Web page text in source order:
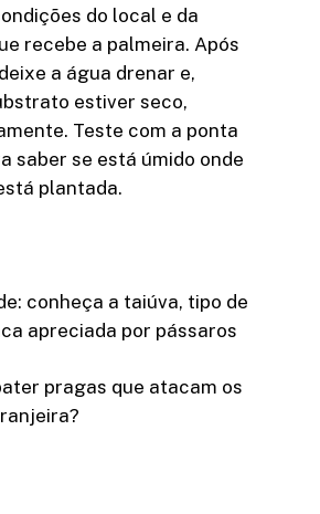
do local e da
recebe a palmeira. Após
a água drenar e,
estiver seco,
Teste com a ponta
saber se está úmido onde
plantada.
conheça a taiúva, tipo de
apreciada por pássaros
pragas que atacam os